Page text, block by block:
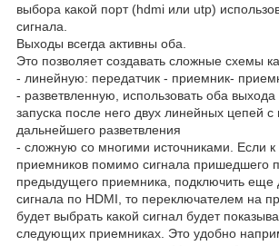
выбора какой порт (hdmi или utp)
сигнала.
Выходы всегда активны оба.
Это позволяет создавать сложные схемы
- линейную: передатчик - приемник-
- разветвленную, использовать оба
запуска после него двух линейных цепей
дальнейшего разветвления
- сложную со многими источниками. Если к
приемников помимо сигнала пришедшего
предыдущего приемника, подключить еще
сигнала по HDMI, то переключателем на
будет выбрать какой сигнал будет
следующих приемниках. Это удобно